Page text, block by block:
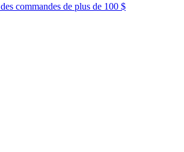
des commandes de plus de 100 $